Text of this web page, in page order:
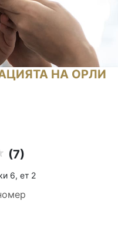
НА ОРЛИ
(7)
6, ет 2